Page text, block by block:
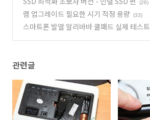
(26)
램 업그레이드 필요한 시기 적정 용량 (33)
스마트폰 발열 알리바바 쿨패드 실제 테스트
관련글